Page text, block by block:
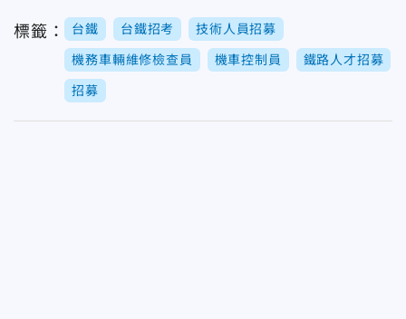
標籤： 台鐵 台鐵招考 技術人員招募
機務車輛維修檢查員 機車控制員 鐵路人才招募
招募